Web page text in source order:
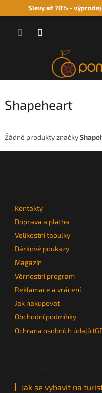
Slevy až 70% -
Shapeheart
Žádné produkty značky
Kontakty
Doprava a platba
Velikostní tabulky
Dárkové poukazy
Magazín
Věrnostní program
Reklamace a vrácení
Jak nakupovat
Obchodní podmínky
Ochrana osobních údajů
Jak se vybavit na